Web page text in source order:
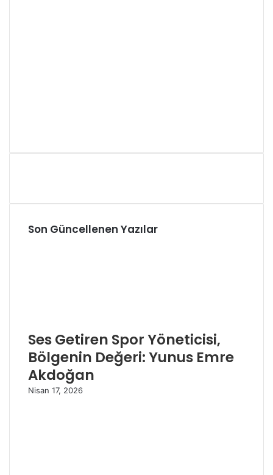
Son Güncellenen Yazılar
Ses Getiren Spor Yöneticisi,
Bölgenin Değeri: Yunus Emre
Akdoğan
Nisan 17, 2026